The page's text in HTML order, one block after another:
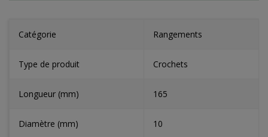
Catégorie Rangements
Type de produit Crochets
Longueur (mm) 165
Diamètre (mm) 10